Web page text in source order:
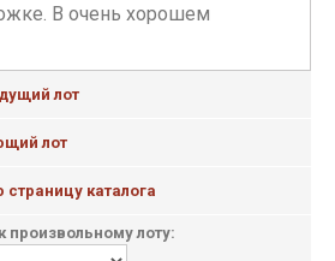
В очень хорошем
лот
лот
каталога
лоту: